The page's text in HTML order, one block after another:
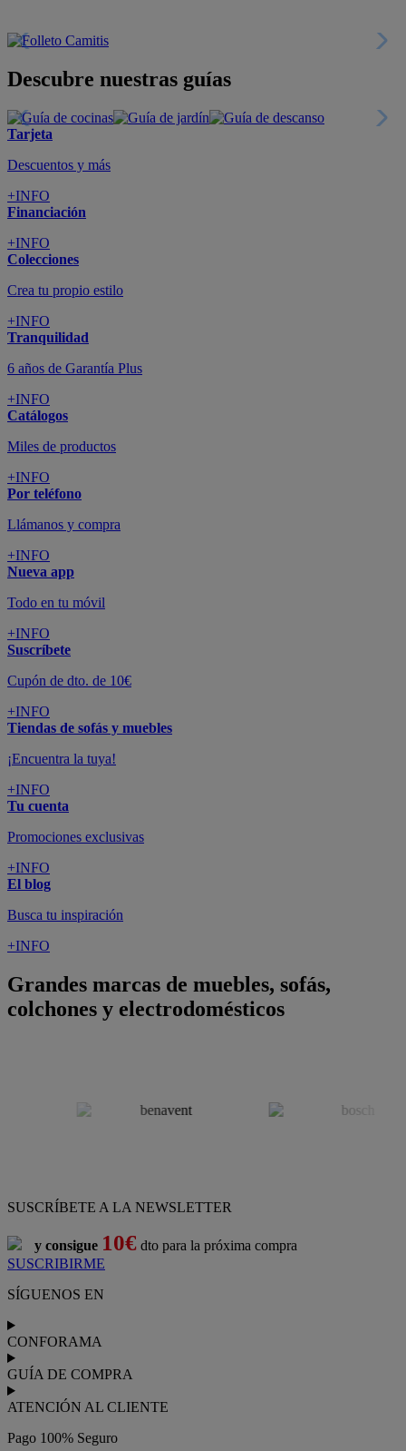
Descubre nuestras guías
Tarjeta
Descuentos y más
+INFO
Financiación
+INFO
Colecciones
Crea tu propio estilo
+INFO
Tranquilidad
6 años de Garantía Plus
+INFO
Catálogos
Miles de productos
+INFO
Por teléfono
Llámanos y compra
+INFO
Nueva app
Todo en tu móvil
+INFO
Suscríbete
Cupón de dto. de 10€
+INFO
Tiendas de sofás y muebles
¡Encuentra la tuya!
+INFO
Tu cuenta
Promociones exclusivas
+INFO
El blog
Busca tu inspiración
+INFO
Grandes marcas de muebles, sofás,
colchones y electrodomésticos
SUSCRÍBETE A LA NEWSLETTER
y consigue 10€ dto para la próxima compra
SUSCRIBIRME
SÍGUENOS EN
CONFORAMA
GUÍA DE COMPRA
ATENCIÓN AL CLIENTE
Pago 100% Seguro